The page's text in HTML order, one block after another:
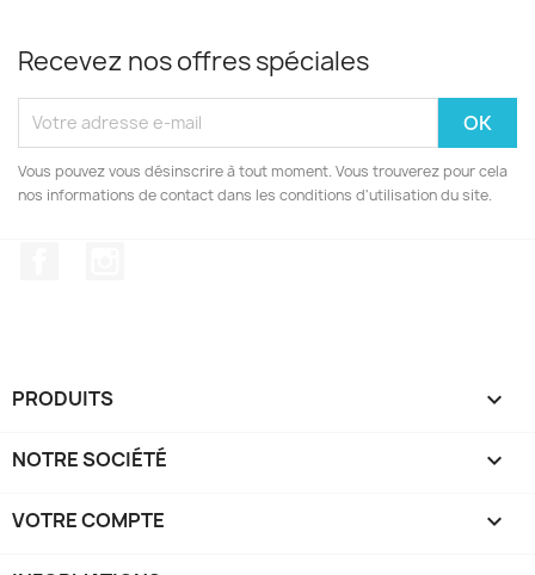
Recevez nos offres spéciales
Vous pouvez vous désinscrire à tout moment. Vous trouverez pour cela
nos informations de contact dans les conditions d'utilisation du site.
PRODUITS 
NOTRE SOCIÉTÉ 
VOTRE COMPTE 